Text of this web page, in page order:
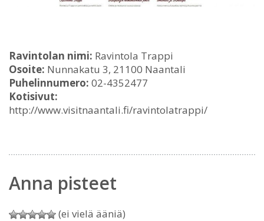
Ravintolan nimi: Ravintola Trappi
Osoite: Nunnakatu 3, 21100 Naantali
Puhelinnumero: 02-4352477
Kotisivut:
http://www.visitnaantali.fi/ravintolatrappi/
Anna pisteet
(ei vielä ääniä)